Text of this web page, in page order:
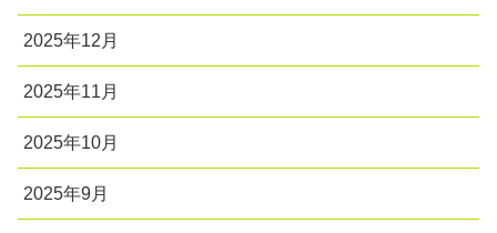
2025年12月
2025年11月
2025年10月
2025年9月